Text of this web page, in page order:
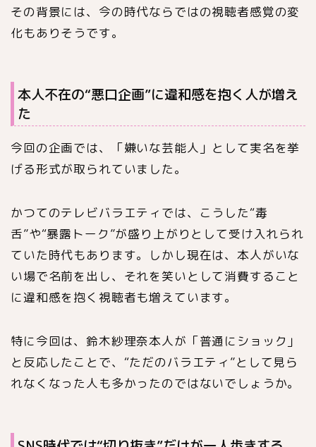
その背景には、今の時代ならではの視聴者感覚の変
化もありそうです。
本人不在の“悪口企画”に違和感を抱く人が増え
た
今回の企画では、「嫌いな芸能人」として実名を挙
げる形式が取られていました。
かつてのテレビバラエティでは、こうした“毒
舌”や“暴露トーク”が盛り上がりとして受け入れられ
ていた時代もあります。しかし現在は、本人がいな
い場で名前を出し、それを笑いとして消費すること
に違和感を抱く視聴者も増えています。
特に今回は、鈴木紗理奈本人が「普通にショック」
と反応したことで、“ただのバラエティ”として見ら
れなくなった人も多かったのではないでしょうか。